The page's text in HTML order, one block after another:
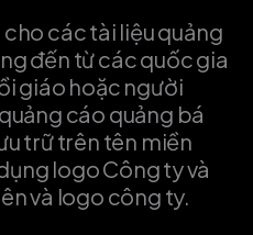
các tài liệu quảng
đến từ các quốc gia
giáo hoặc người
cáo quảng bá
trữ trên tên miền
logo Công ty và
và logo công ty.